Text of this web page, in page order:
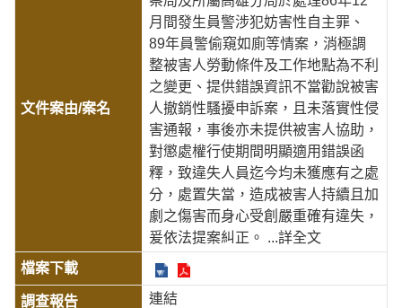
月間發生員警涉犯妨害性自主罪、
89年員警偷窺如廁等情案，消極調
整被害人勞動條件及工作地點為不利
之變更、提供錯誤資訊不當勸說被害
人撤銷性騷擾申訴案，且未落實性侵
害通報，事後亦未提供被害人協助，
對懲處權行使期間明顯適用錯誤函
釋，致違失人員迄今均未獲應有之處
分，處置失當，造成被害人持續且加
劇之傷害而身心受創嚴重確有違失，
爰依法提案糾正。 ...詳全文
連結